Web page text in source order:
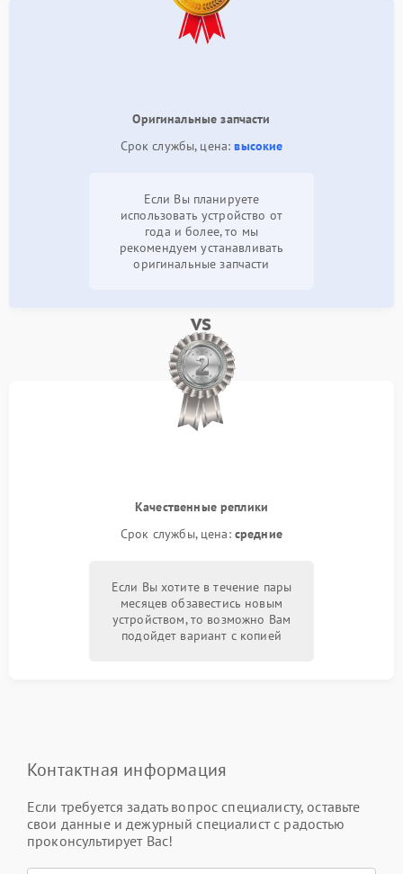
Оригинальные запчасти
Срок службы, цена:высокие
Если Вы планируете
использовать устройство от
года и более, то мы
рекомендуем устанавливать
оригинальные запчасти
vs
Качественные реплики
Срок службы, цена: средние
Если Вы хотите в течение пары
месяцев обзавестись новым
устройством, то возможно Вам
подойдет вариант с копией
Контактная информация
Если требуется задать вопрос специалисту, оставьте
свои данные и дежурный специалист с радостью
проконсультирует Вас!